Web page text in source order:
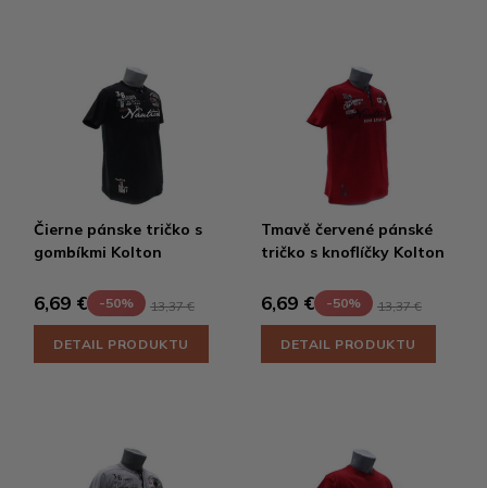
Čierne pánske tričko s
gombíkmi Kolton
6,69 € -50% 13,37 €
DETAIL PRODUKTU
Tmavě červené pánské
tričko s knoflíčky Kolton
6,69 € -50% 13,37 €
DETAIL PRODUKTU